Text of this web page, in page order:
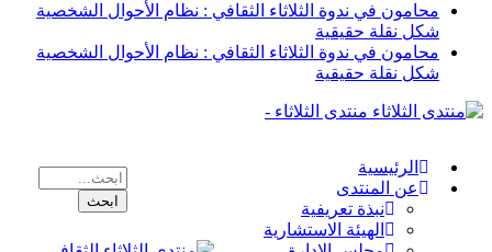
محامون في ندوة الثلاثاء الثقافي : نظام الأحوال الشخصية
شكل نقلة حقيقية
محامون في ندوة الثلاثاء الثقافي : نظام الأحوال الشخصية
شكل نقلة حقيقية
منتدى الثلاثاء -
الرئيسية
عن المنتدى
نبذة تعريفية
الهيئة الاستشارية